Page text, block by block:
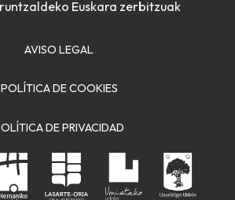
Euskara zerbitzuak
AVISO LEGAL
POLÍTICA DE COOKIES
DE PRIVACIDAD